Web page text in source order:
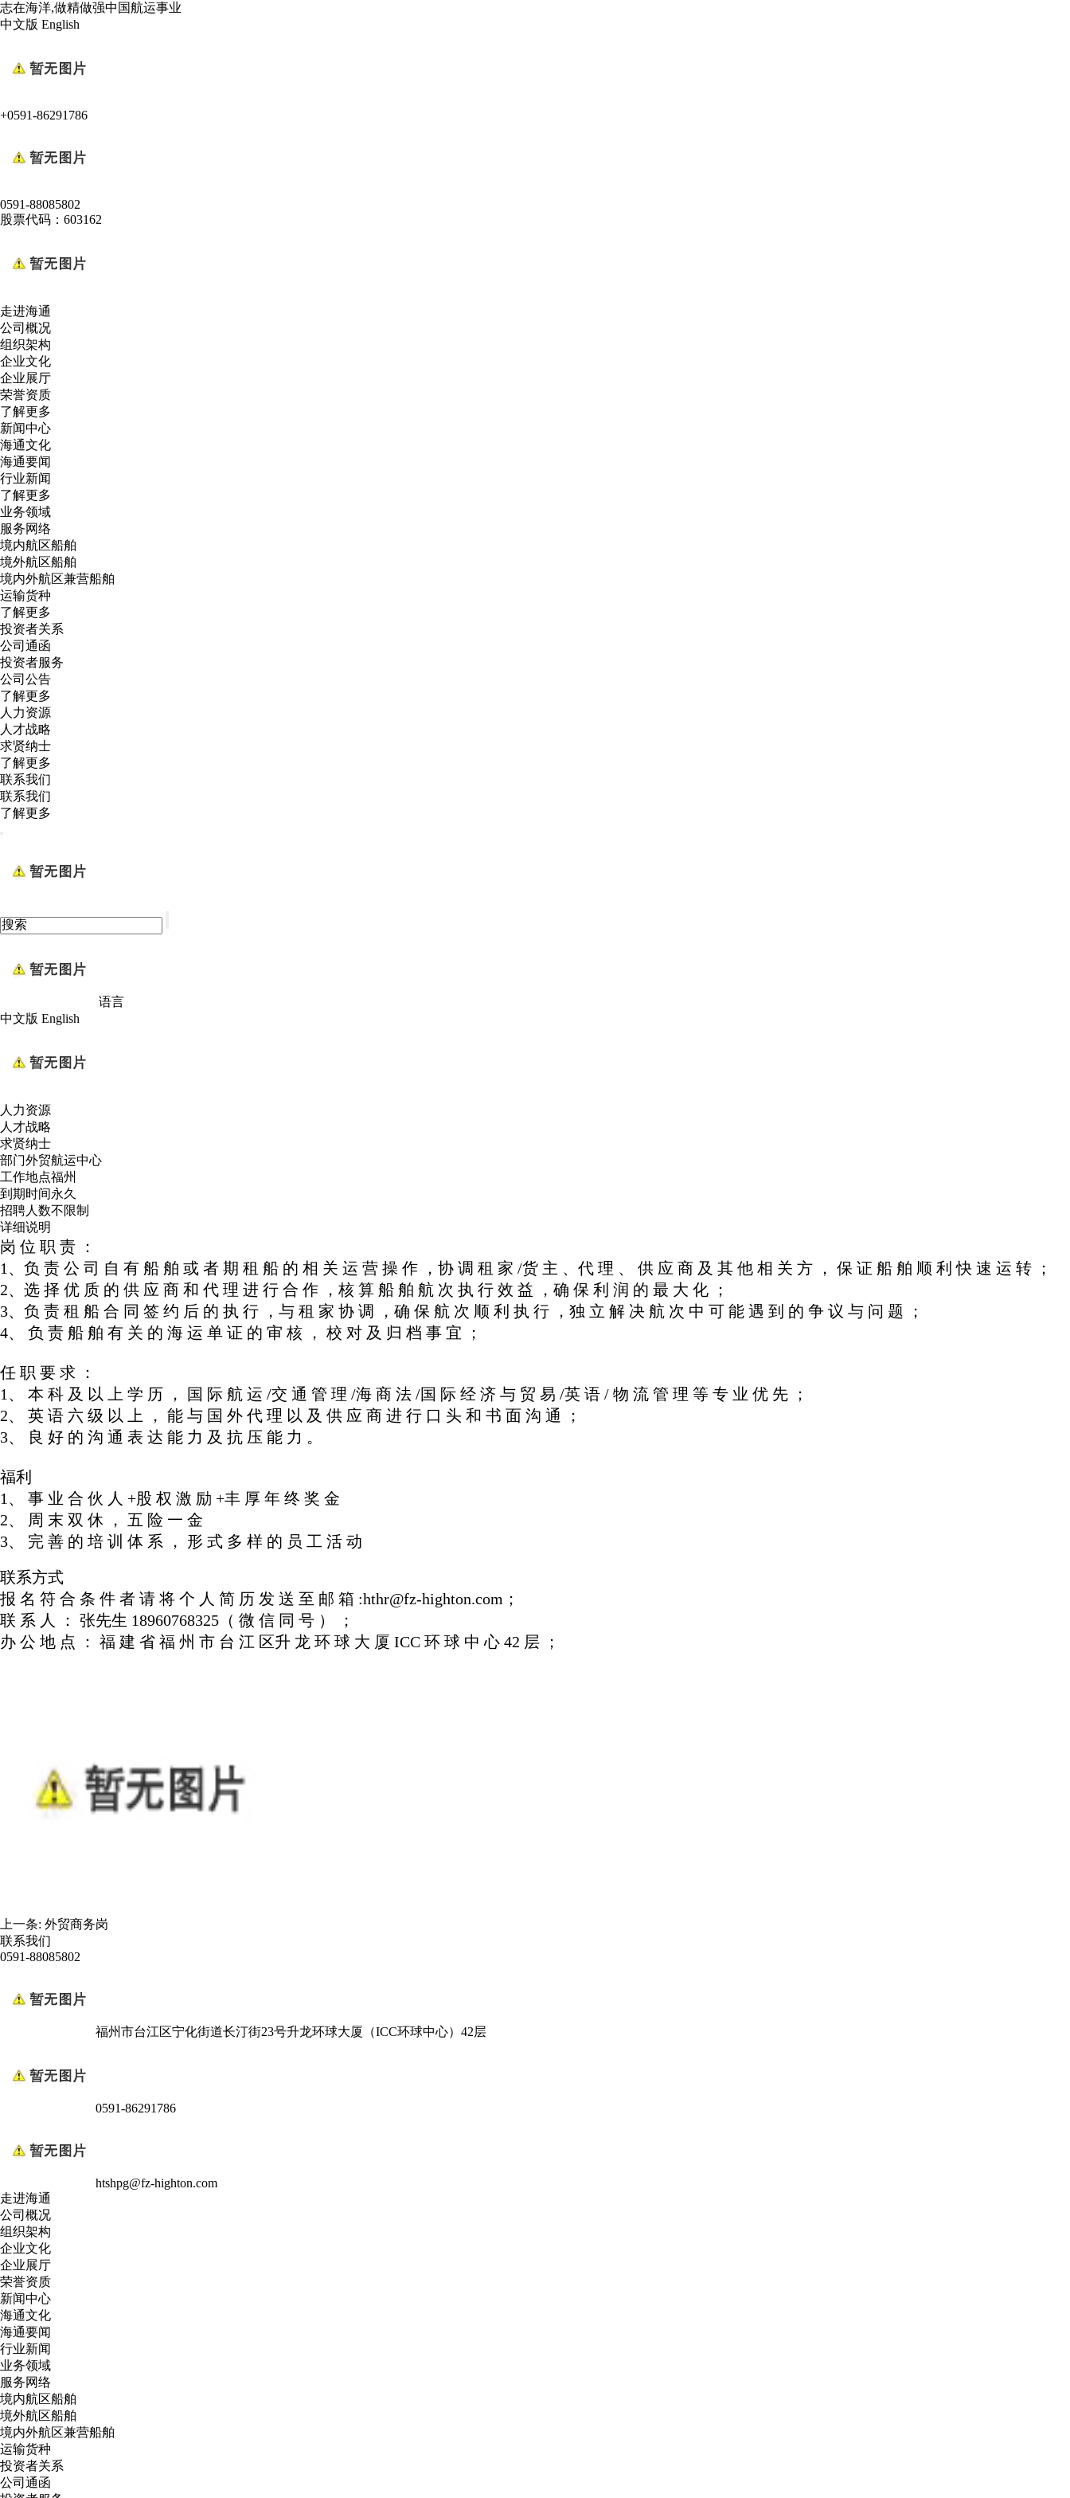
志在海洋,做精做强中国航运事业
中文版 English
+0591-86291786
0591-88085802
股票代码：603162
走进海通
公司概况
组织架构
企业文化
企业展厅
荣誉资质
了解更多
新闻中心
海通文化
海通要闻
行业新闻
了解更多
业务领域
服务网络
境内航区船舶
境外航区船舶
境内外航区兼营船舶
运输货种
了解更多
投资者关系
公司通函
投资者服务
公司公告
了解更多
人力资源
人才战略
求贤纳士
了解更多
联系我们
联系我们
了解更多
语言
中文版 English
人力资源
人才战略
求贤纳士
部门外贸航运中心
工作地点福州
到期时间永久
招聘人数不限制
详细说明
岗 位 职 责 ：
1、负 责 公 司 自 有 船 舶 或 者 期 租 船 的 相 关 运 营 操 作 ，协 调 租 家 /货 主 、代 理 、 供 应 商 及 其 他 相 关 方 ， 保 证 船 舶 顺 利 快 速 运 转 ；
2、选 择 优 质 的 供 应 商 和 代 理 进 行 合 作 ，核 算 船 舶 航 次 执 行 效 益 ，确 保 利 润 的 最 大 化 ；
3、负 责 租 船 合 同 签 约 后 的 执 行 ，与 租 家 协 调 ，确 保 航 次 顺 利 执 行 ，独 立 解 决 航 次 中 可 能 遇 到 的 争 议 与 问 题 ；
4、 负 责 船 舶 有 关 的 海 运 单 证 的 审 核 ， 校 对 及 归 档 事 宜 ；
任 职 要 求 ：
1、 本 科 及 以 上 学 历 ， 国 际 航 运 /交 通 管 理 /海 商 法 /国 际 经 济 与 贸 易 /英 语 / 物 流 管 理 等 专 业 优 先 ；
2、 英 语 六 级 以 上 ， 能 与 国 外 代 理 以 及 供 应 商 进 行 口 头 和 书 面 沟 通 ；
3、 良 好 的 沟 通 表 达 能 力 及 抗 压 能 力 。
福利
1、 事 业 合 伙 人 +股 权 激 励 +丰 厚 年 终 奖 金
2、 周 末 双 休 ， 五 险 一 金
3、 完 善 的 培 训 体 系 ， 形 式 多 样 的 员 工 活 动
联系方式
报 名 符 合 条 件 者 请 将 个 人 简 历 发 送 至 邮 箱 :hthr@fz-highton.com；
联 系 人 ： 张先生 18960768325（ 微 信 同 号 ） ；
办 公 地 点 ： 福 建 省 福 州 市 台 江 区升 龙 环 球 大 厦 ICC 环 球 中 心 42 层 ；
上一条: 外贸商务岗
联系我们
0591-88085802
福州市台江区宁化街道长汀街23号升龙环球大厦（ICC环球中心）42层
0591-86291786
htshpg@fz-highton.com
走进海通
公司概况
组织架构
企业文化
企业展厅
荣誉资质
新闻中心
海通文化
海通要闻
行业新闻
业务领域
服务网络
境内航区船舶
境外航区船舶
境内外航区兼营船舶
运输货种
投资者关系
公司通函